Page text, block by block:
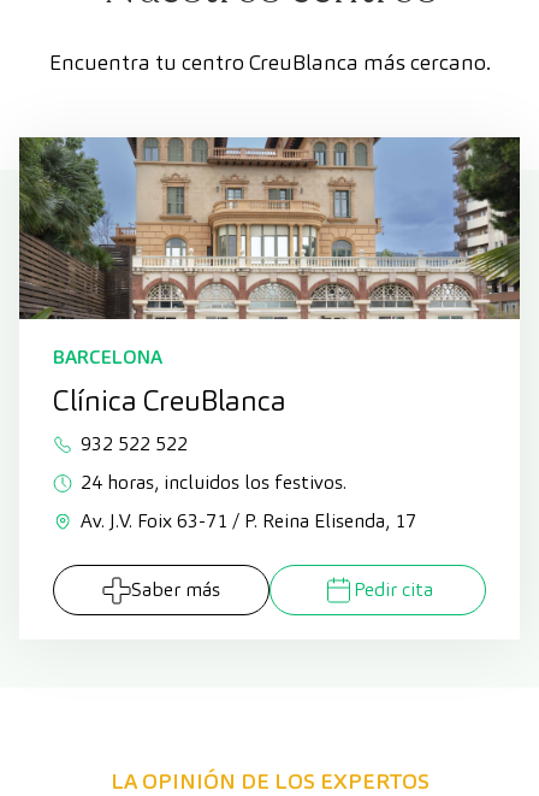
Encuentra tu centro CreuBlanca más cercano.
BARCELONA
Clínica CreuBlanca
932 522 522
24 horas, incluidos los festivos.
Av. J.V. Foix 63-71 / P. Reina Elisenda, 17
Saber más Pedir cita
LA OPINIÓN DE LOS EXPERTOS